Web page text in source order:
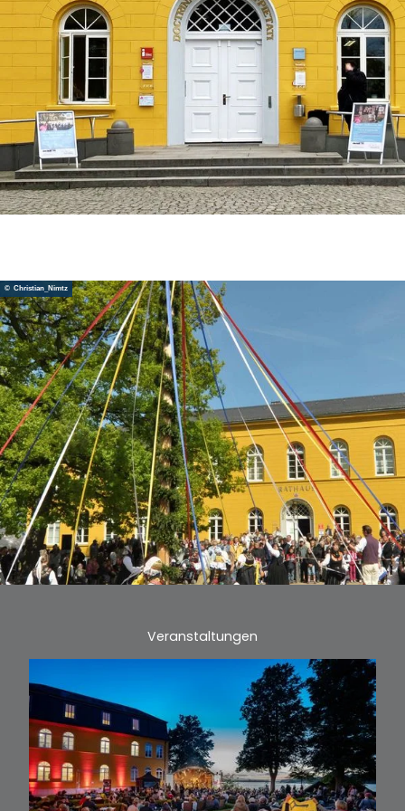
© Christian_Nimtz
Veranstaltungen